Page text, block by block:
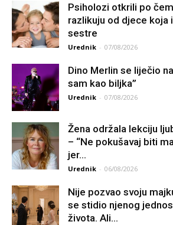
Psiholozi otkrili po
razlikuju od djece koja
sestre
Urednik - 07/08/2026
Dino Merlin se liječio
sam kao biljka”
Urednik - 07/08/2026
Žena održala lekciju
– “Ne pokušavaj biti
jer...
Urednik - 06/08/2026
Nije pozvao svoju
se stidio njenog
života. Ali...